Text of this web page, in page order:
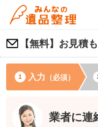
【無料】お見積
入力 （必須）
業者に連